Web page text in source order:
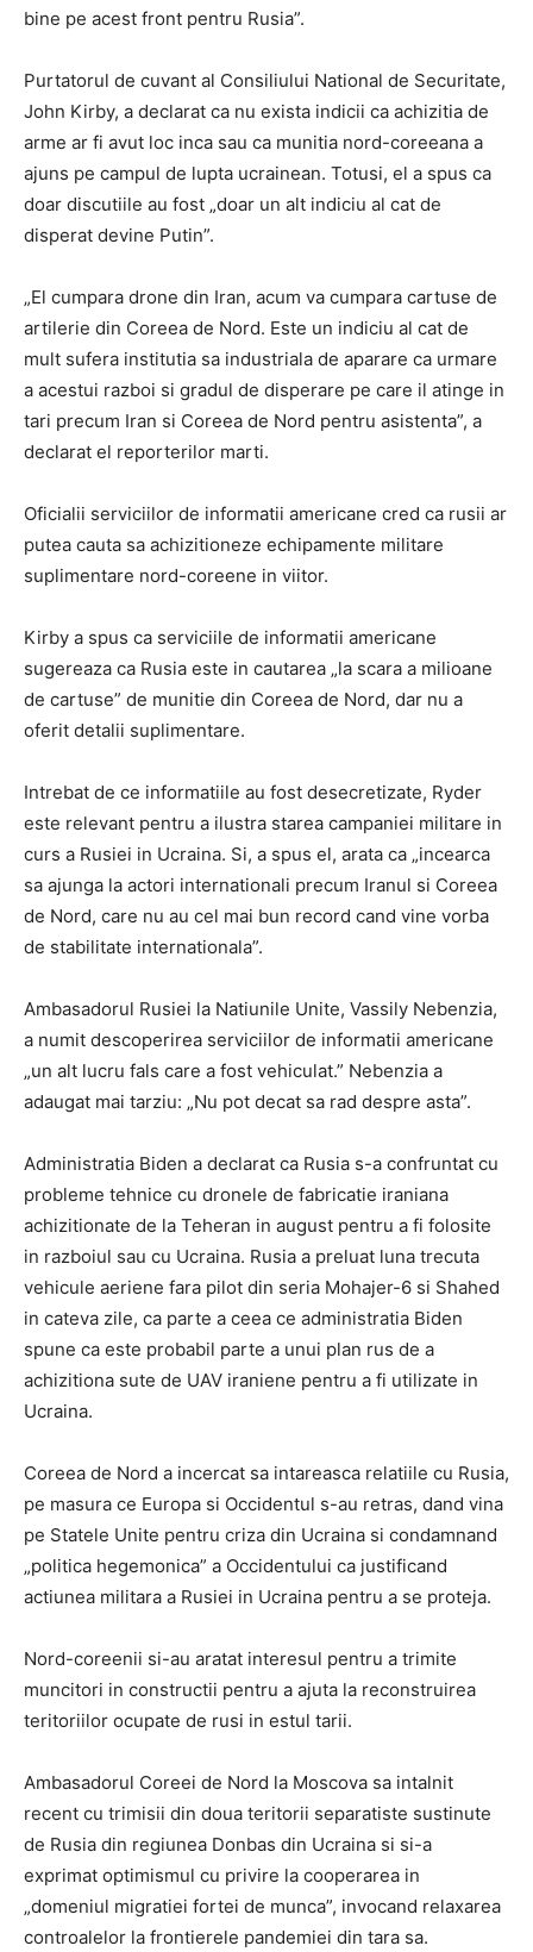
bine pe acest front pentru Rusia”.
Purtatorul de cuvant al Consiliului National de Securitate,
John Kirby, a declarat ca nu exista indicii ca achizitia de
arme ar fi avut loc inca sau ca munitia nord-coreeana a
ajuns pe campul de lupta ucrainean. Totusi, el a spus ca
doar discutiile au fost „doar un alt indiciu al cat de
disperat devine Putin”.
„El cumpara drone din Iran, acum va cumpara cartuse de
artilerie din Coreea de Nord. Este un indiciu al cat de
mult sufera institutia sa industriala de aparare ca urmare
a acestui razboi si gradul de disperare pe care il atinge in
tari precum Iran si Coreea de Nord pentru asistenta”, a
declarat el reporterilor marti.
Oficialii serviciilor de informatii americane cred ca rusii ar
putea cauta sa achizitioneze echipamente militare
suplimentare nord-coreene in viitor.
Kirby a spus ca serviciile de informatii americane
sugereaza ca Rusia este in cautarea „la scara a milioane
de cartuse” de munitie din Coreea de Nord, dar nu a
oferit detalii suplimentare.
Intrebat de ce informatiile au fost desecretizate, Ryder
este relevant pentru a ilustra starea campaniei militare in
curs a Rusiei in Ucraina. Si, a spus el, arata ca „incearca
sa ajunga la actori internationali precum Iranul si Coreea
de Nord, care nu au cel mai bun record cand vine vorba
de stabilitate internationala”.
Ambasadorul Rusiei la Natiunile Unite, Vassily Nebenzia,
a numit descoperirea serviciilor de informatii americane
„un alt lucru fals care a fost vehiculat.” Nebenzia a
adaugat mai tarziu: „Nu pot decat sa rad despre asta”.
Administratia Biden a declarat ca Rusia s-a confruntat cu
probleme tehnice cu dronele de fabricatie iraniana
achizitionate de la Teheran in august pentru a fi folosite
in razboiul sau cu Ucraina. Rusia a preluat luna trecuta
vehicule aeriene fara pilot din seria Mohajer-6 si Shahed
in cateva zile, ca parte a ceea ce administratia Biden
spune ca este probabil parte a unui plan rus de a
achizitiona sute de UAV iraniene pentru a fi utilizate in
Ucraina.
Coreea de Nord a incercat sa intareasca relatiile cu Rusia,
pe masura ce Europa si Occidentul s-au retras, dand vina
pe Statele Unite pentru criza din Ucraina si condamnand
„politica hegemonica” a Occidentului ca justificand
actiunea militara a Rusiei in Ucraina pentru a se proteja.
Nord-coreenii si-au aratat interesul pentru a trimite
muncitori in constructii pentru a ajuta la reconstruirea
teritoriilor ocupate de rusi in estul tarii.
Ambasadorul Coreei de Nord la Moscova sa intalnit
recent cu trimisii din doua teritorii separatiste sustinute
de Rusia din regiunea Donbas din Ucraina si si-a
exprimat optimismul cu privire la cooperarea in
„domeniul migratiei fortei de munca”, invocand relaxarea
controalelor la frontierele pandemiei din tara sa.